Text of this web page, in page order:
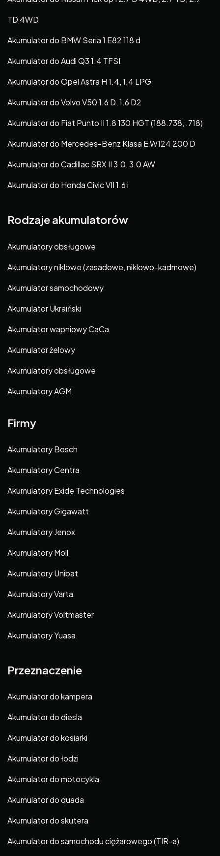
TD 4WD
Akumulator do BMW Seria 1 E82 118 d
Akumulator do Audi Q3 1.4 TFSI
Akumulator do Opel Astra H 1.4, 1.4 LPG
Akumulator do Volvo V50 1.6 D, 1.6 D2
Akumulator do Fiat Punto II 1.8 130 HGT (188.738, .718)
Akumulator do Mercedes-Benz Klasa E W124 200 D
Akumulator do Cadillac SRX II 3.0, 3.0 AW
Akumulator do Honda Civic VII 1.6 i
Rodzaje akumulatorów
Akumulatory obsługowe
Akumulatory niklowe (zasadowe, niklowo-kadmowe)
Akumulator samochodowy
Akumulator Ukraiński
Akumulator wapniowy CaCa
Akumulator żelowy
Akumulatory obsługowe
Akumulatory AGM
Firmy
Akumulatory Bosch
Akumulatory Centra
Akumulatory Exide Technologies
Akumulatory Gigawatt
Akumulatory Jenox
Akumulatory Moll
Akumulatory Unibat
Akumulatory Varta
Akumulatory Voltmaster
Akumulatory Yuasa
Przeznaczenie
Akumulator do kampera
Akumulator do diesla
Akumulator do kosiarki
Akumulator do łodzi
Akumulator do motocykla
Akumulator do quada
Akumulator do skutera
Akumulator do samochodu ciężarowego (TIR-a)